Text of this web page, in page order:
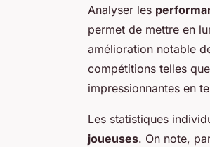
Analyser les
permet de mettre en
amélioration notable
compétitions telles
impressionnantes en
Les statistiques
joueuses. On note,